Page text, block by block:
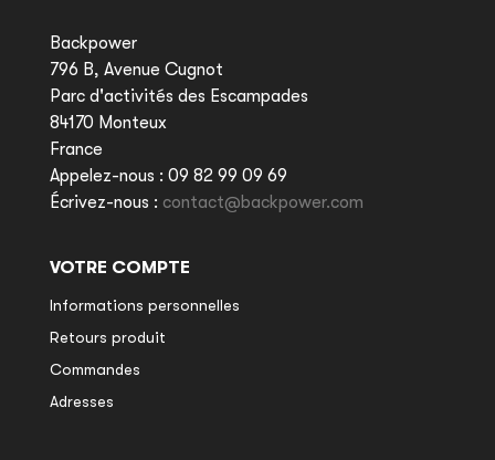
Backpower
796 B, Avenue Cugnot
Parc d'activités des Escampades
84170 Monteux
France
Appelez-nous : 09 82 99 09 69
Écrivez-nous : contact@backpower.com
VOTRE COMPTE
Informations personnelles
Retours produit
Commandes
Adresses